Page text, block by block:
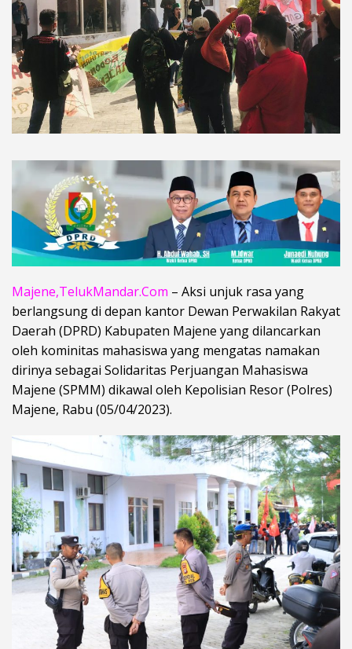
Majene,TelukMandar.Com – Aksi unjuk rasa yang
berlangsung di depan kantor Dewan Perwakilan Rakyat
Daerah (DPRD) Kabupaten Majene yang dilancarkan
oleh kominitas mahasiswa yang mengatas namakan
dirinya sebagai Solidaritas Perjuangan Mahasiswa
Majene (SPMM) dikawal oleh Kepolisian Resor (Polres)
Majene, Rabu (05/04/2023).